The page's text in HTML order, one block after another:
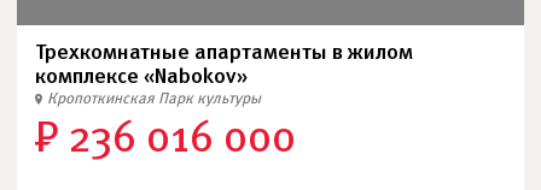
Трехкомнатные апартаменты в жилом
комплексе «Nabokov»
Кропоткинская Парк культуры
₽ 236 016 000